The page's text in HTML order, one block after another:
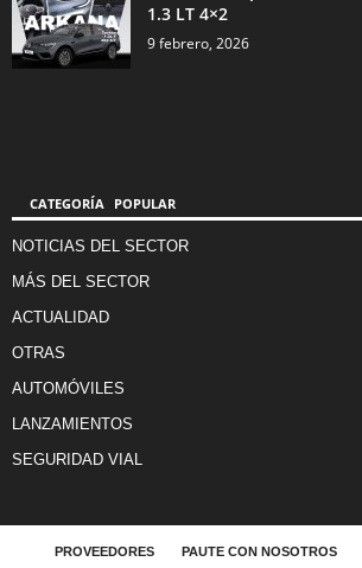
1.3 LT 4×2
9 febrero, 2026
CATEGORÍA POPULAR
NOTICIAS DEL SECTOR
MÁS DEL SECTOR
ACTUALIDAD
OTRAS
AUTOMÓVILES
LANZAMIENTOS
SEGURIDAD VIAL
PROVEEDORES PAUTE CON NOSOTROS